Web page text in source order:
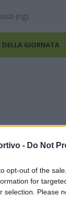
- Do Not
opt-out of the
for
selection. Please
(rig).
DELLA GIORNATA